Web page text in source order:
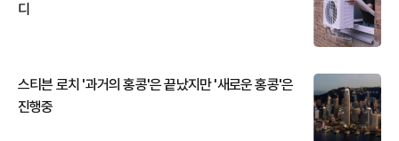
디
스티븐 로치 '과거의 홍콩'은 끝났지만 '새로운 홍콩'은
진행중